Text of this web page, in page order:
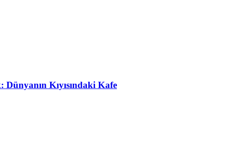
Dünyanın Kıyısındaki Kafe